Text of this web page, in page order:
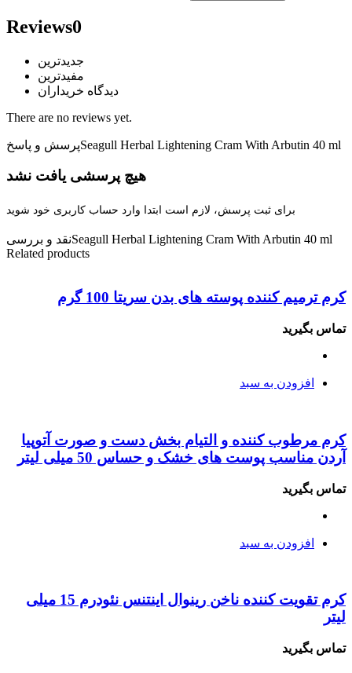
Reviews0
جدیدترین
مفیدترین
دیدگاه خریداران
There are no reviews yet.
پرسش و پاسخSeagull Herbal Lightening Cram With Arbutin 40 ml
هیچ پرسشی یافت نشد
برای ثبت پرسش، لازم است ابتدا وارد حساب کاربری خود شوید
نقد و بررسیSeagull Herbal Lightening Cram With Arbutin 40 ml
Related products
کرم ترمیم کننده پوسته های بدن سریتا 100 گرم
تماس بگیرید
افزودن به سبد
کرم مرطوب کننده و التیام بخش دست و صورت آتوپیا
آردن مناسب پوست های خشک و حساس 50 میلی لیتر
تماس بگیرید
افزودن به سبد
کرم تقویت کننده ناخن رینوال اینتنس نئودرم 15 میلی
لیتر
تماس بگیرید